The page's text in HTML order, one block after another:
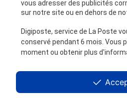
vous adresser des publicités
sur notre site ou en dehors de
Digiposte, service de La Poste
conservé pendant 6 mois. Vous
moment ou obtenir plus